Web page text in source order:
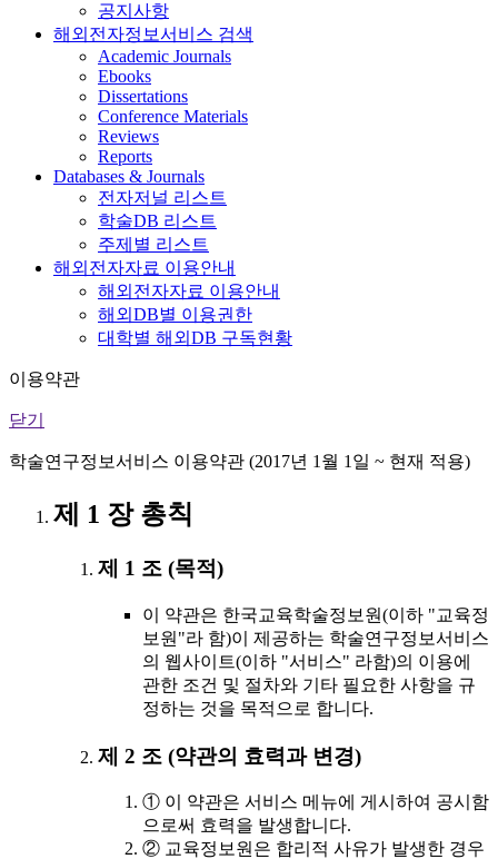
공지사항
해외전자정보서비스 검색
Academic Journals
Ebooks
Dissertations
Conference Materials
Reviews
Reports
Databases & Journals
전자저널 리스트
학술DB 리스트
주제별 리스트
해외전자자료 이용안내
해외전자자료 이용안내
해외DB별 이용권한
대학별 해외DB 구독현황
이용약관
닫기
학술연구정보서비스 이용약관 (2017년 1월 1일 ~ 현재 적용)
제 1 장 총칙
제 1 조 (목적)
이 약관은 한국교육학술정보원(이하 "교육정
보원"라 함)이 제공하는 학술연구정보서비스
의 웹사이트(이하 "서비스" 라함)의 이용에
관한 조건 및 절차와 기타 필요한 사항을 규
정하는 것을 목적으로 합니다.
제 2 조 (약관의 효력과 변경)
① 이 약관은 서비스 메뉴에 게시하여 공시함
으로써 효력을 발생합니다.
② 교육정보원은 합리적 사유가 발생한 경우